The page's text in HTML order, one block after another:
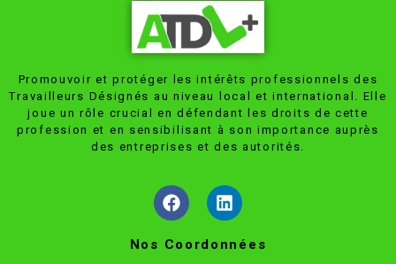
Promouvoir et protéger les intérêts professionnels des
Travailleurs Désignés au niveau local et international. Elle
joue un rôle crucial en défendant les droits de cette
profession et en sensibilisant à son importance auprès
des entreprises et des autorités.
Nos Coordonnées